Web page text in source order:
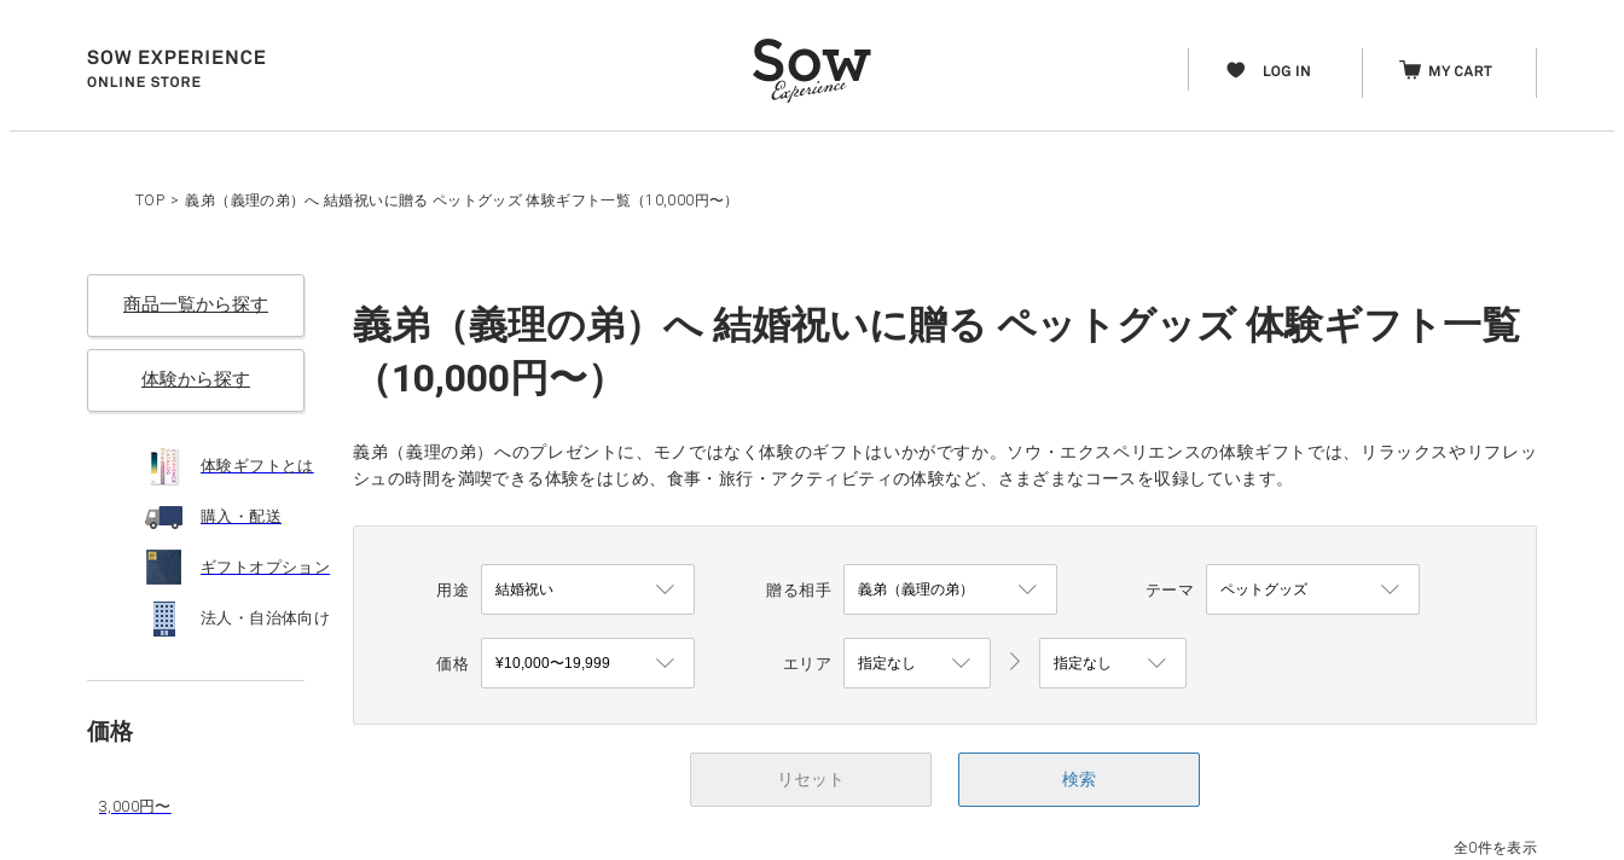
TOP > 義弟（義理の弟）へ 結婚祝いに贈る ペットグッズ 体験ギフト一覧（10,000円〜）
商品一覧から探す
体験から探す
体験ギフトとは
購入・配送
ギフトオプション
法人・自治体向け
価格
3,000円〜
義弟（義理の弟）へ 結婚祝いに贈る ペットグッズ 体験ギフト一覧
（10,000円〜）
義弟（義理の弟）へのプレゼントに、モノではなく体験のギフトはいかがですか。ソウ・エクスペリエンスの体験ギフトでは、リラックスやリフレッ
シュの時間を満喫できる体験をはじめ、食事・旅行・アクティビティの体験など、さまざまなコースを収録しています。
用途 贈る相手 テーマ
価格 エリア
リセット 検索
全0件を表示